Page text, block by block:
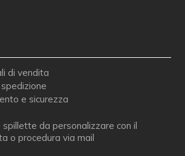
di vendita
e sicurezza
da personalizzare con il
o procedura via mail